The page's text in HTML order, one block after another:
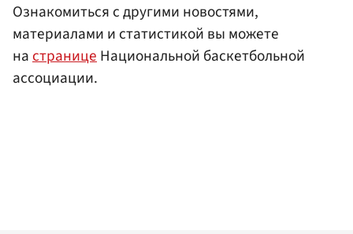
Ознакомиться с другими новостями,
материалами и статистикой вы можете
настраницеНациональной баскетбольной
ассоциации.